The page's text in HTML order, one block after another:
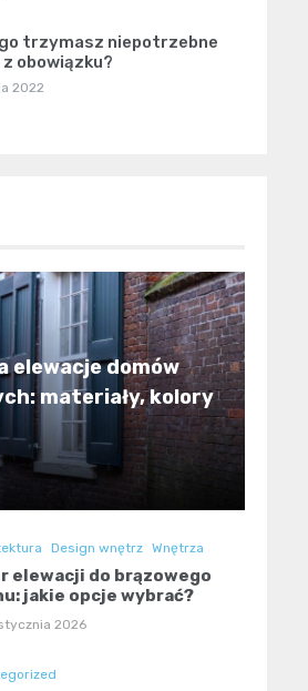
trzymasz niepotrzebne
obowiązku?
2022
elewacje domów
materiały, kolory
Design wnętrz Wnętrza
elewacji do brązowego
jakie opcje wybrać?
2026